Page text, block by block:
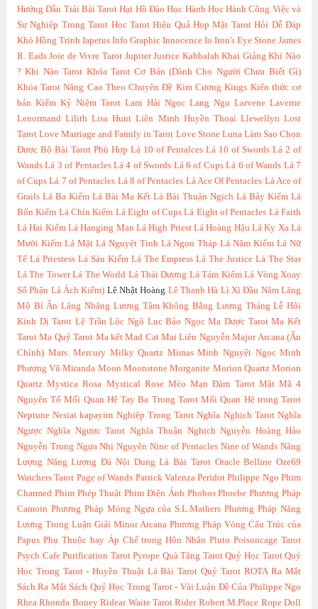
Hướng Dẫn Trải Bài Tarot Hạt Hồ Đào Học Hành Học Hành Công Việc và
Sự Nghiệp Trong Tarot Học Tarot Hiệu Quả Họp Mặt Tarot Hỏi Dễ Đáp
Khó Hồng Trịnh Iapetus Info Graphic Innocence Io Iron's Eye Stone James
R. Eads Joie de Vivre Tarot Jupiter Justice Kabbalah Khai Giảng Khi Nào
? Khi Nào Tarot Khóa Tarot Cơ Bản (Dành Cho Người Chưa Biết Gì)
Khóa Tarot Nâng Cao Theo Chuyên Đề Kim Cương Kings Kiến thức cơ
bản Kiếm Kỷ Niệm Tarot Lam Hải Ngọc Lang Ngu Larvene Laverne
Lenormand Lilith Lisa Hunt Liên Minh Huyền Thoại Llewellyn Lost
Tarot Love Marriage and Family in Tarot Love Stone Luna Làm Sao Chọn
Được Bộ Bài Tarot Phù Hợp Lá 10 of Pentalces Lá 10 of Swords Lá 2 of
Wands Lá 3 of Pentacles Lá 4 of Swords Lá 6 of Cups Lá 6 of Wands Lá 7
of Cups Lá 7 of Pentacles Lá 8 of Pentacles Lá Ace Of Pentacles Lá Ace of
Grails Lá Ba Kiếm Lá Bài Ma Kết Lá Bài Thuận Ngịch Lá Bảy Kiếm Lá
Bốn Kiếm Lá Chín Kiếm Lá Eight of Cups Lá Eight of Pentacles Lá Faith
Lá Hai Kiếm Lá Hanging Man Lá High Priest Lá Hoàng Hậu Lá Kỵ Xa Lá
Mười Kiếm Lá Mặt Lá Nguyệt Tinh Lá Ngọn Tháp Lá Năm Kiếm Lá Nữ
Tế Lá Priestess Lá Sáu Kiếm Lá The Empress Lá The Justice Lá The Star
Lá The Tower Lá The World Lá Thái Dương Lá Tám Kiếm Lá Vòng Xoay
Số Phận Lá Ách Kiếm) Lê Nhật Hoàng Lê Thanh Hà Lì Xì Đầu Năm Lăng
Mộ Bí Ẩn Lăng Nhăng Lương Tâm Không Bằng Lương Tháng Lễ Hội
Kinh Dị Tarot Lệ Trần Lộc Ngô Lục Bảo Ngọc Ma Dược Tarot Ma Kết
Tarot Ma Quỷ Tarot Ma kết Mad Cat Mai Liên Nguyễn Major Arcana (Ẩn
Chính) Mars. Mercury Milky Quartz Mimas Minh Nguyệt Ngọc Minh
Phượng Vũ Miranda Moon Moonstone Morganite Morion Quartz Morion
Quartz Mystica Rosa Mystical Rose Mèo Mạn Đàm Tarot Mật Mã 4
Nguyên Tố Mối Quan Hệ Tay Ba Trong Tarot Mối Quan Hệ trong Tarot
Neptune Nesiat kapayim Nghiệp Trong Tarot Nghĩa Nghịch Tarot Nghĩa
Ngược Nghĩa Ngược Tarot Nghĩa Thuận Nghịch Nguyễn Hoàng Hảo
Nguyễn Trung Ngựa Nhị Nguyên Nine of Pentacles Nine of Wands Năng
Lượng Năng Lượng Đá Nội Dung Lá Bài Tarot Oracle Belline Oze69
Watchers Tarot Page of Wands Patrick Valenza Peridot Philippe Ngo Phim
Charmed Phim Phép Thuật Phim Điện Ảnh Phobos Phoebe Phương Pháp
Camoin Phương Pháp Móng Ngựa của S.L.Mathers Phương Pháp Năng
Lượng Trong Luận Giải Minor Arcana Phương Pháp Vòng Cấu Trúc của
Papus Phụ Thuộc hay Áp Chế trong Hôn Nhân Pluto Poisoncage Tarot
Psych Cafe Purification Tarot Pyrope Quà Tặng Tarot Quỷ Học Tarot Quỷ
Học Trong Tarot - Huyền Thuật Lá Bài Tarot Quỷ Tarot ROTA Ra Mắt
Sách Ra Mắt Sách Quỷ Học Trong Tarot - Vài Luận Đề Của Philippe Ngo
Rhea Rhonda Boney Ridear Waite Tarot Rider Robert M.Place Rope Doll